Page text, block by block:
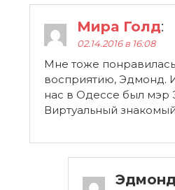
Мира Голд:
02.14.2016 в 16:08
Мне тоже
восприятию, Эдмонд.
нас в Одессе был мэр
Виртуальный